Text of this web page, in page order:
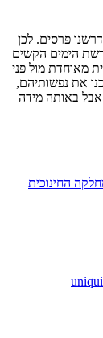
פרסים. לכן
הימים הקשים
מאוחדת מול פני
את נפשותיהם,
אבל באותה מידה
החינוכית
uniqui